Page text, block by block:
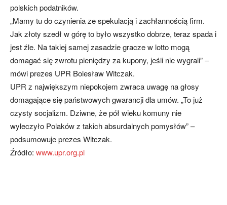
polskich podatników.
„Mamy tu do czynienia ze spekulacją i zachłannością firm.
Jak złoty szedł w górę to było wszystko dobrze, teraz spada i
jest źle. Na takiej samej zasadzie gracze w lotto mogą
domagać się zwrotu pieniędzy za kupony, jeśli nie wygrali” –
mówi prezes UPR Bolesław Witczak.
UPR z największym niepokojem zwraca uwagę na głosy
domagające się państwowych gwarancji dla umów. „To już
czysty socjalizm. Dziwne, że pół wieku komuny nie
wyleczyło Polaków z takich absurdalnych pomysłów” –
podsumowuje prezes Witczak.
Źródło: www.upr.org.pl